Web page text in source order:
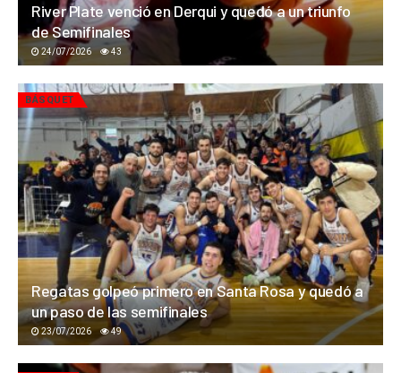
River Plate venció en Derqui y quedó a un triunfo
de Semifinales
24/07/2026 43
BÁSQUET
Regatas golpeó primero en Santa Rosa y quedó a
un paso de las semifinales
23/07/2026 49